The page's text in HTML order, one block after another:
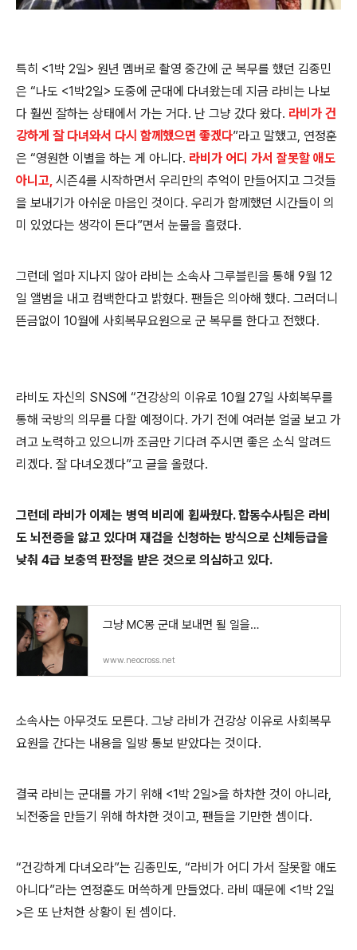
특히 <1박 2일> 원년 멤버로 촬영 중간에 군 복무를 했던 김종민
은 “나도 <1박2일> 도중에 군대에 다녀왔는데 지금 라비는 나보
다 훨씬 잘하는 상태에서 가는 거다. 난 그냥 갔다 왔다. 라비가 건
강하게 잘 다녀와서 다시 함께했으면 좋겠다”라고 말했고, 연정훈
은 “영원한 이별을 하는 게 아니다. 라비가 어디 가서 잘못할 애도
아니고, 시즌4를 시작하면서 우리만의 추억이 만들어지고 그것들
을 보내기가 아쉬운 마음인 것이다. 우리가 함께했던 시간들이 의
미 있었다는 생각이 든다”면서 눈물을 흘렸다.
그런데 얼마 지나지 않아 라비는 소속사 그루블린을 통해 9월 12
일 앨범을 내고 컴백한다고 밝혔다. 팬들은 의아해 했다. 그러더니
뜬금없이 10월에 사회복무요원으로 군 복무를 한다고 전했다.
라비도 자신의 SNS에 “건강상의 이유로 10월 27일 사회복무를
통해 국방의 의무를 다할 예정이다. 가기 전에 여러분 얼굴 보고 가
려고 노력하고 있으니까 조금만 기다려 주시면 좋은 소식 알려드
리겠다. 잘 다녀오겠다”고 글을 올렸다.
그런데 라비가 이제는 병역 비리에 휩싸웠다.합동수사팀은 라비
도 뇌전증을 앓고 있다며 재검을 신청하는 방식으로 신체등급을
낮춰 4급 보충역 판정을 받은 것으로 의심하고 있다.
그냥 MC몽 군대 보내면 될 일을…
www.neocross.net
소속사는 아무것도 모른다. 그냥 라비가 건강상 이유로 사회복무
요원을 간다는 내용을 일방 통보 받았다는 것이다.
결국 라비는 군대를 가기 위해 <1박 2일>을 하차한 것이 아니라,
뇌전중을 만들기 위해 하차한 것이고, 팬들을 기만한 셈이다.
“건강하게 다녀오라”는 김종민도, “라비가 어디 가서 잘못할 애도
아니다”라는 연정훈도 머쓱하게 만들었다. 라비 때문에 <1박 2일
>은 또 난처한 상황이 된 셈이다.